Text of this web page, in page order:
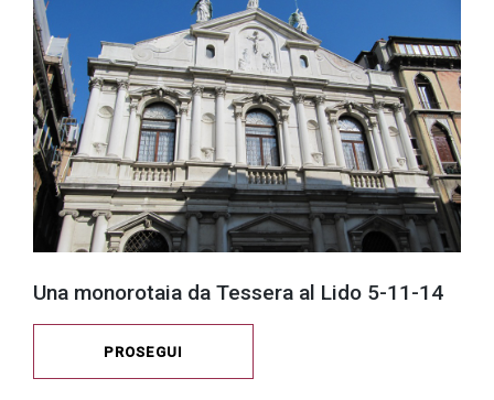
Una monorotaia da Tessera al Lido 5-11-14
PROSEGUI